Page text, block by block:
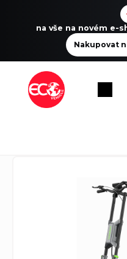
na vše na novém e-
Nakupovat